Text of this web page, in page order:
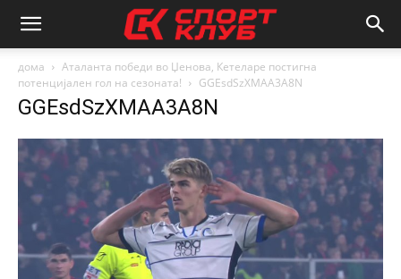
дома
Аталанта победи во Џенова, Кетеларе постигна
потенцијален гол на сезоната!
GGEsdSzXMAA3A8N
GGEsdSzXMAA3A8N